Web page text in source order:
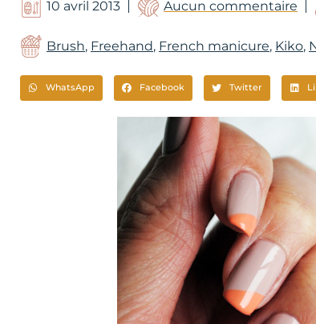
10 avril 2013 Aucun commentaire
Brush, Freehand, French manicure, Kiko,
WhatsApp Facebook Twitter